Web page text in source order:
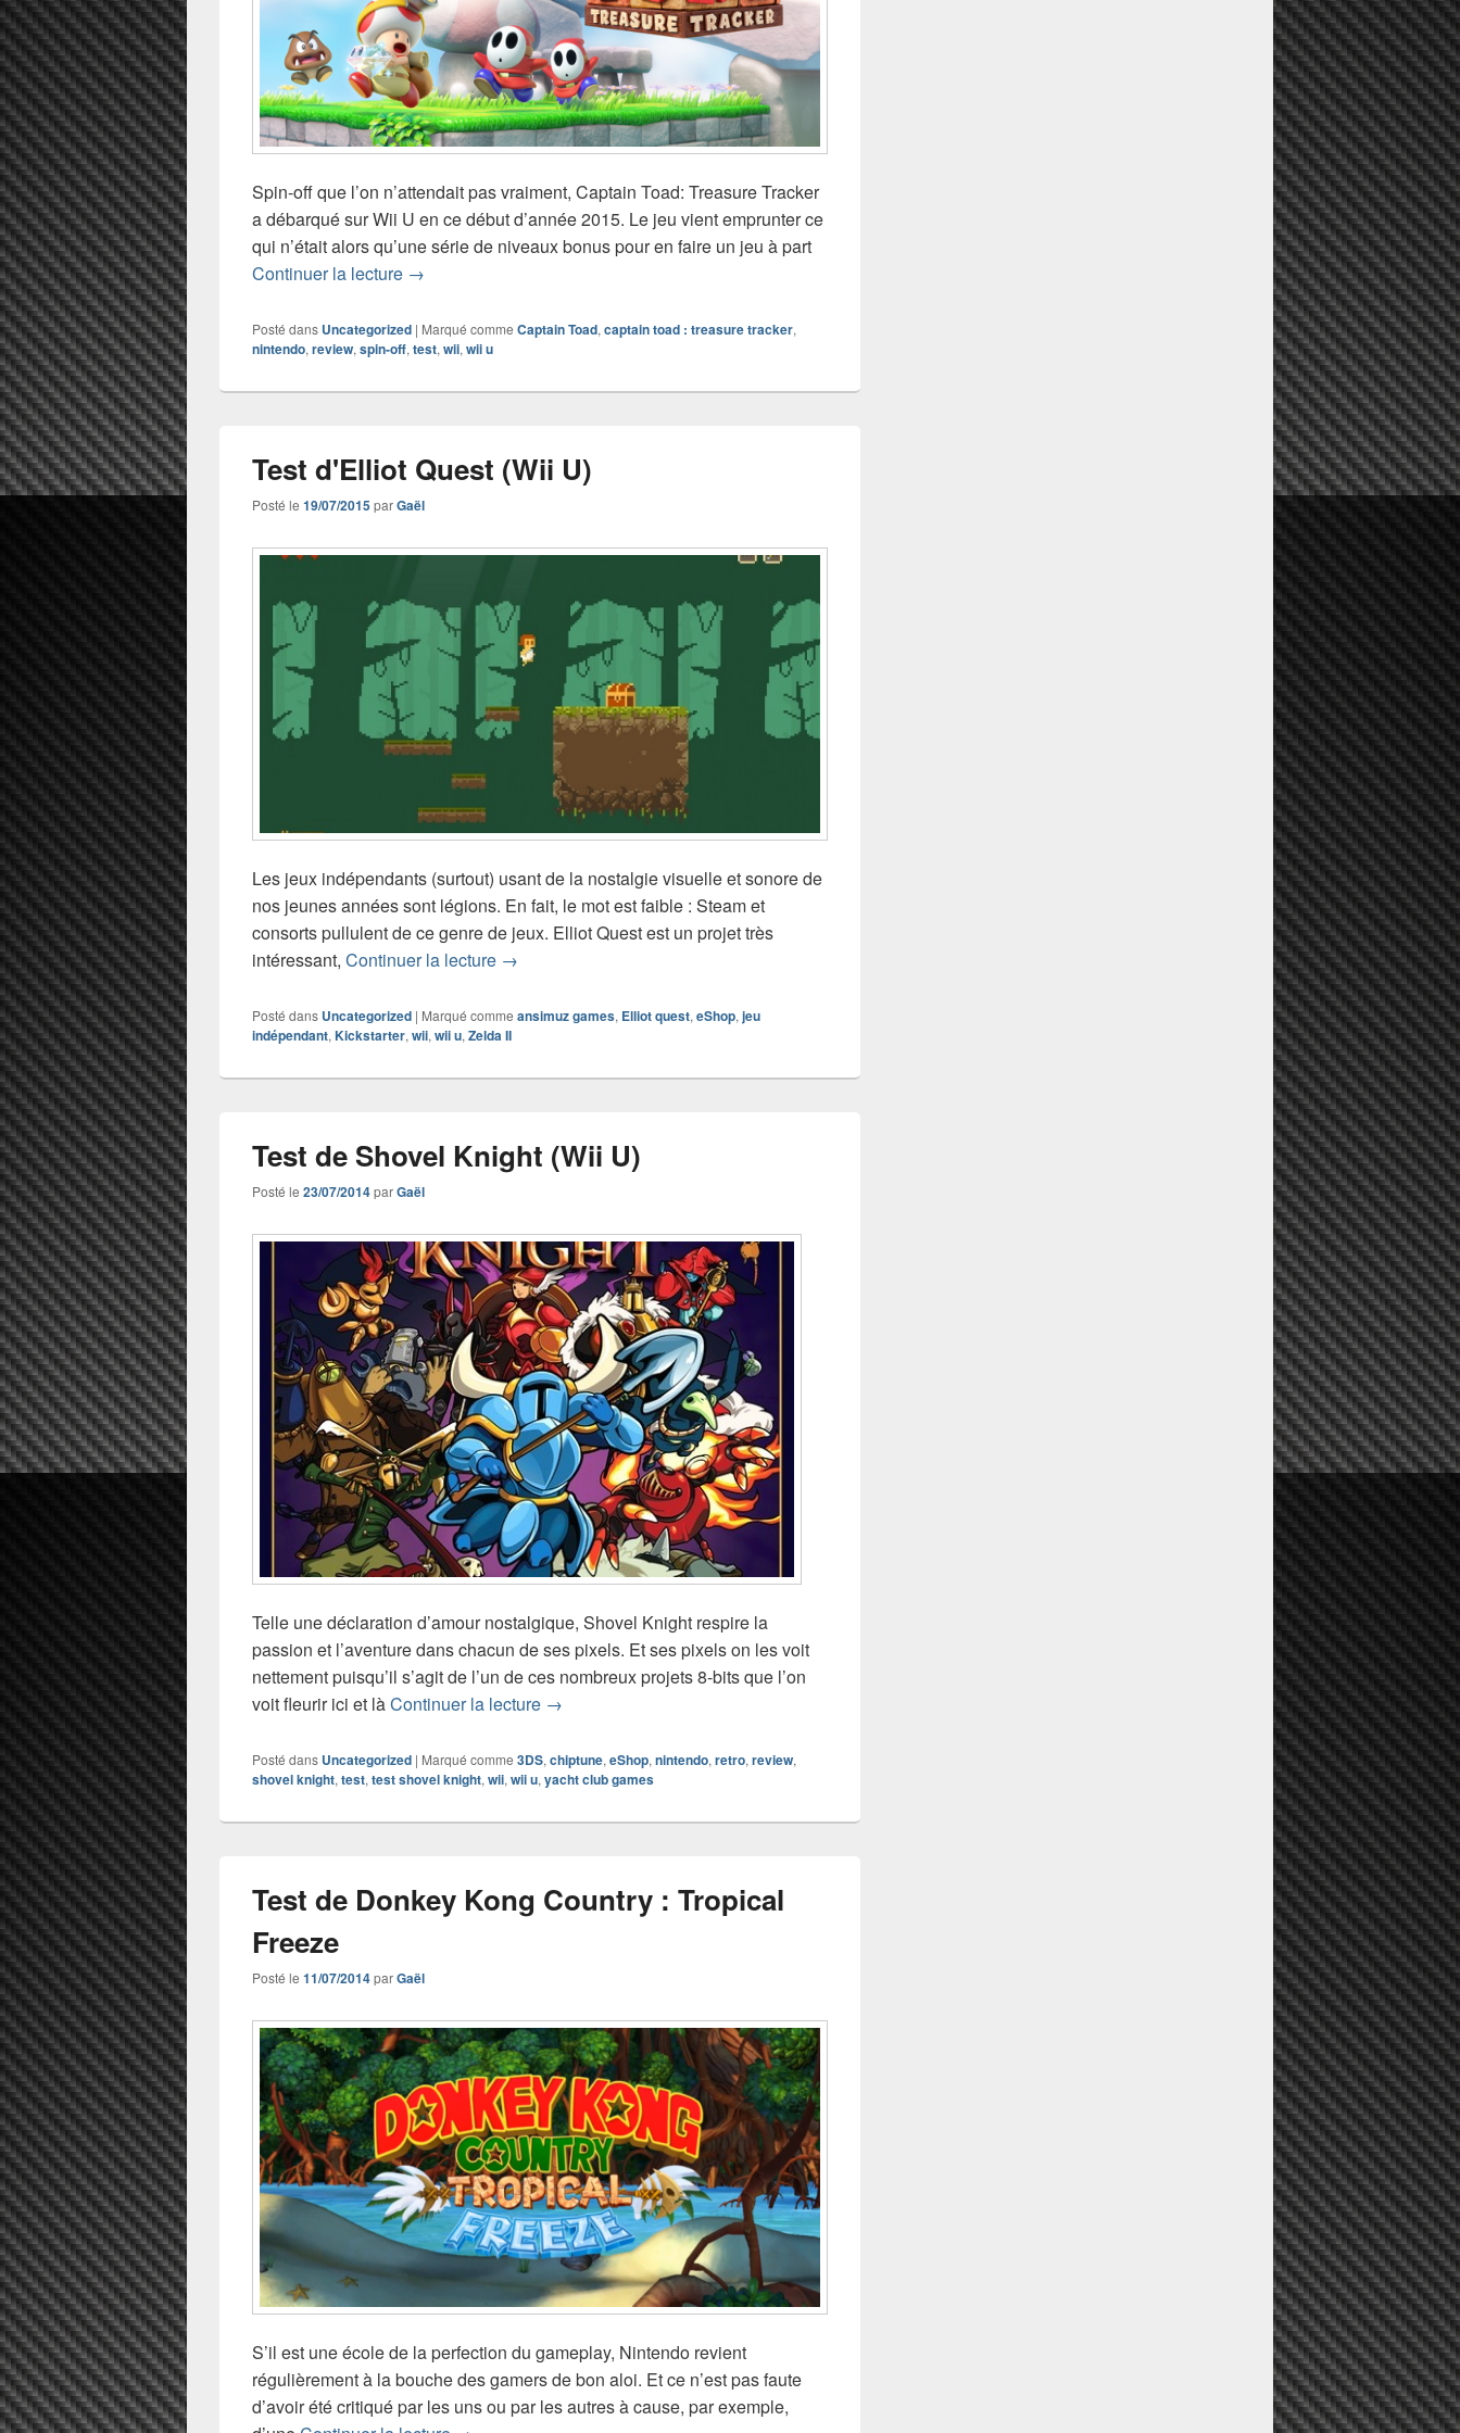
Spin-off que l’on n’attendait pas vraiment, Captain Toad: Treasure Tracker
a débarqué sur Wii U en ce début d’année 2015. Le jeu vient emprunter ce
qui n’était alors qu’une série de niveaux bonus pour en faire un jeu à part
Continuer la lecture Test de Captain Toad: Treasure Tracker (Wii U)
→
Posté dans Uncategorized | Marqué comme Captain Toad, captain toad : treasure tracker,
nintendo, review, spin-off, test, wii, wii u
Test d'Elliot Quest (Wii U)
Posté le 19/07/2015parGaël
Les jeux indépendants (surtout) usant de la nostalgie visuelle et sonore de
nos jeunes années sont légions. En fait, le mot est faible : Steam et
consorts pullulent de ce genre de jeux. Elliot Quest est un projet très
intéressant, Continuer la lecture Test d'Elliot Quest (Wii U)
→
Posté dans Uncategorized | Marqué comme ansimuz games, Elliot quest, eShop, jeu
indépendant, Kickstarter, wii, wii u, Zelda II
Test de Shovel Knight (Wii U)
Posté le 23/07/2014parGaël
Telle une déclaration d’amour nostalgique, Shovel Knight respire la
passion et l’aventure dans chacun de ses pixels. Et ses pixels on les voit
nettement puisqu’il s’agit de l’un de ces nombreux projets 8-bits que l’on
voit fleurir ici et làContinuer la lecture Test de Shovel Knight (Wii U)
→
Posté dans Uncategorized | Marqué comme 3DS,chiptune,eShop,nintendo,retro,review,
shovel knight,test,test shovel knight,wii,wii u,yacht club games
Test de Donkey Kong Country : Tropical
Freeze
Posté le 11/07/2014parGaël
S’il est une école de la perfection du gameplay, Nintendo revient
régulièrement à la bouche des gamers de bon aloi. Et ce n’est pas faute
d’avoir été critiqué par les uns ou par les autres à cause, par exemple,